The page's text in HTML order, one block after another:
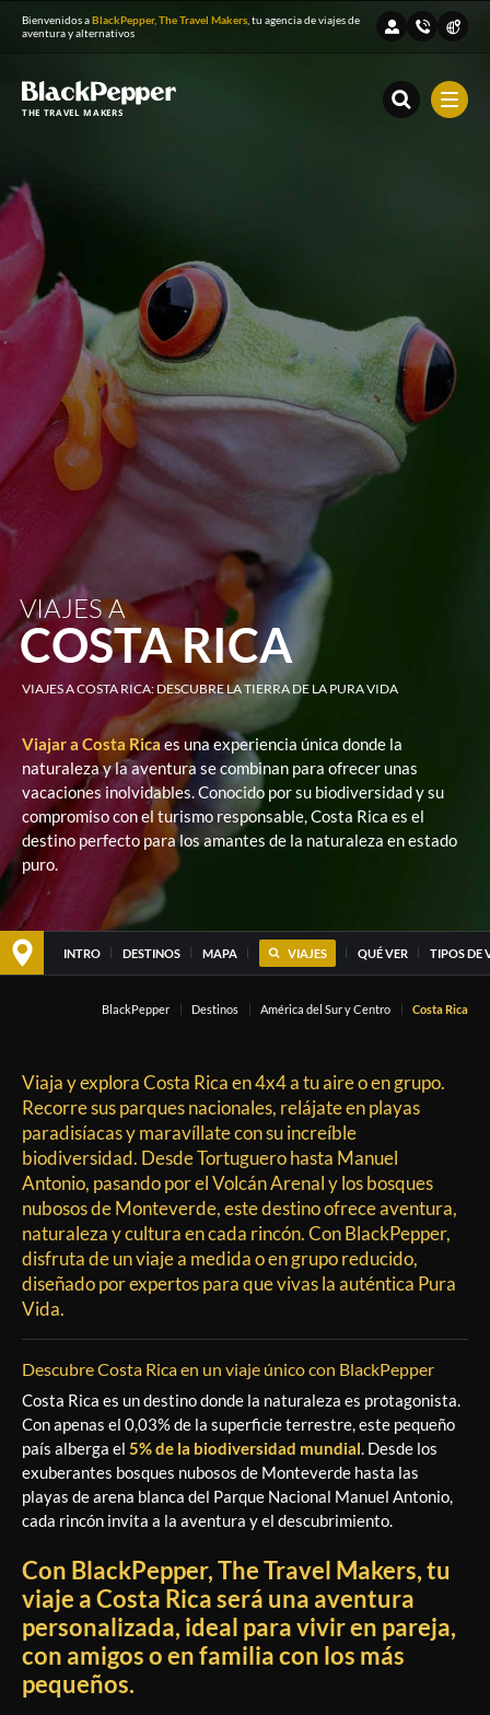
Bienvenidos aBlackPepper, The Travel Makers , tu agencia de viajes de
aventura y alternativos
THE TRAVEL MAKERS
VIAJES A
COSTA RICA
VIAJES A COSTA RICA: DESCUBRE LA TIERRA DE LA PURA VIDA
Viajar a Costa Rica es una experiencia única donde la
naturaleza y la aventura se combinan para ofrecer unas
vacaciones inolvidables. Conocido por su biodiversidad y su
compromiso con el turismo responsable, Costa Rica es el
destino perfecto para los amantes de la naturaleza en estado
puro.
INTRO DESTINOS MAPA VIAJES QUÉ VER TIPOS DE
BlackPepper Destinos América del Sur y Centro Costa Rica
Viaja y exploraCosta Rica en 4x4 a tu aireo engrupo.
Recorre susparques nacionales, relájate en playas
paradisíacas y maravíllate con su increíble
biodiversidad. DesdeTortuguero hasta Manuel
Antonio, pasando por elVolcán Arenaly los bosques
nubosos deMonteverde, este destino ofrece aventura,
naturaleza y cultura en cada rincón. ConBlackPepper,
disfruta de unviaje a medidao en grupo reducido,
diseñado por expertos para que vivas la auténtica Pura
Vida.
Descubre Costa Rica en un viaje único con BlackPepper
Costa Rica es un destino donde la naturaleza es protagonista.
Con apenas el 0,03% de la superficie terrestre, este pequeño
país alberga el 5% de la biodiversidad mundial. Desde los
exuberantes bosques nubosos de Monteverde hasta las
playas de arena blanca del Parque Nacional Manuel Antonio,
cada rincón invita a la aventura y el descubrimiento.
Con BlackPepper, The Travel Makers, tu
viaje a Costa Rica será una aventura
personalizada, ideal para vivir en pareja,
con amigos o en familia con los más
pequeños.